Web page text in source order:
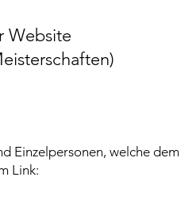
Website
Einzelpersonen, welche dem
Link: